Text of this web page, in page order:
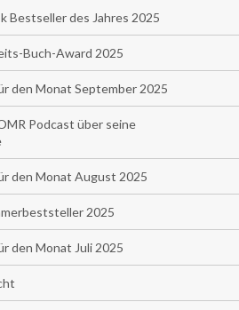
Bestseller des Jahres 2025
Buch-Award 2025
den Monat September 2025
Podcast über seine
den Monat August 2025
2025
den Monat Juli 2025